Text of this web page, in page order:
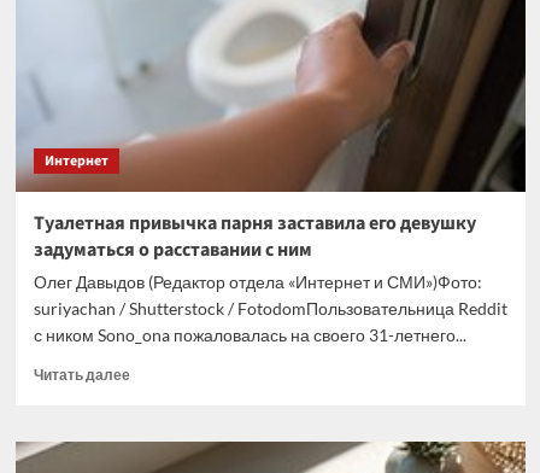
из
неожиданного
Интернет
Туалетная привычка парня заставила его девушку
задуматься о расставании с ним
Олег Давыдов (Редактор отдела «Интернет и СМИ»)Фото:
suriyachan / Shutterstock / FotodomПользовательница Reddit
с ником Sono_ona пожаловалась на своего 31-летнего...
Читать далееПрочитать
Туалетная
привычка